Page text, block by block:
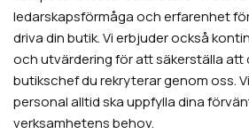
ledarskapsförmåga och erfarenhet
driva din butik. Vi erbjuder också
och utvärdering för att säkerställa att
butikschef du rekryterar genom oss.
personal alltid ska uppfylla dina
verksamhetens behov.